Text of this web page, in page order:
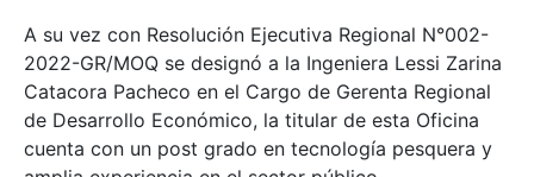
A su vez con Resolución Ejecutiva Regional N°002-
2022-GR/MOQ se designó a la Ingeniera Lessi Zarina
Catacora Pacheco en el Cargo de Gerenta Regional
de Desarrollo Económico, la titular de esta Oficina
cuenta con un post grado en tecnología pesquera y